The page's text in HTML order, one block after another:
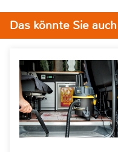
Das könnte Sie